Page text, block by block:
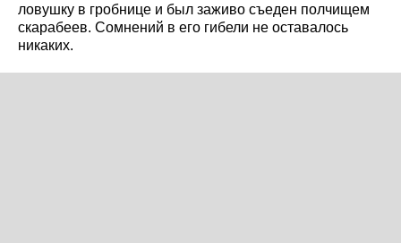
ловушку в гробнице и был заживо съеден полчищем
скарабеев. Сомнений в его гибели не оставалось
никаких.